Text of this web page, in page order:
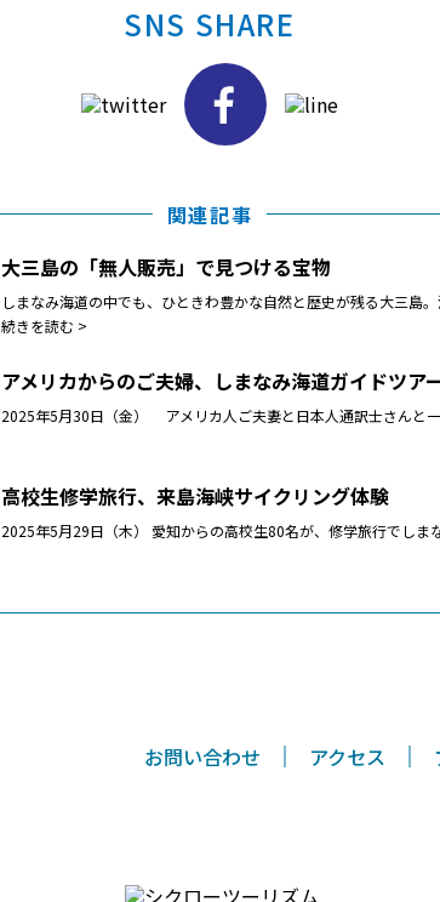
SNS SHARE
関連記事
大三島の「無人販売」で見つける宝物
しまなみ海道の中でも、ひときわ豊かな自然と歴史が残る大三島
続きを読む >
アメリカからのご夫婦、しまなみ海道ガイドツア
2025年5月30日（金） アメリカ人ご夫妻と日本人通訳士さんと
高校生修学旅行、来島海峡サイクリング体験
2025年5月29日（木） 愛知からの高校生80名が、修学旅行でしま
お問い合わせ アクセス